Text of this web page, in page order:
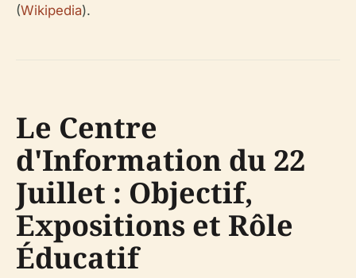
(Wikipedia).
Le Centre
d'Information du 22
Juillet : Objectif,
Expositions et Rôle
Éducatif